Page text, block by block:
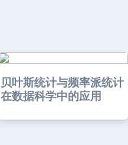
贝叶斯统计与频率派统计
在数据科学中的应用